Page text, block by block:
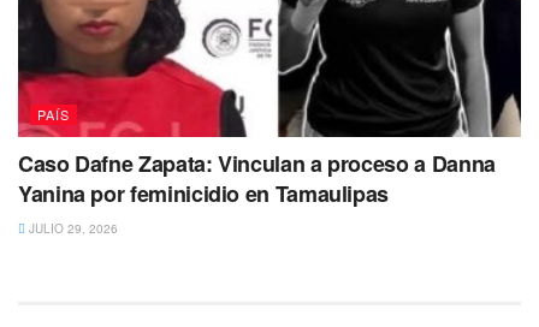
PAÍS
Caso Dafne Zapata: Vinculan a proceso a Danna
Yanina por feminicidio en Tamaulipas
JULIO 29, 2026